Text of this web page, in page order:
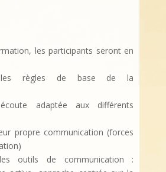
les participants seront en
règles de base de la
adaptée aux différents
propre communication (forces
outils de communication :